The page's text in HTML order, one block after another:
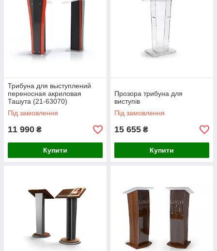
Трибуна для выступлений
переносная акриловая
Ташута (21-63070)
Під замовлення
11 990 ₴
Купити
Прозора трибуна для
виступів
Під замовлення
15 655 ₴
Купити